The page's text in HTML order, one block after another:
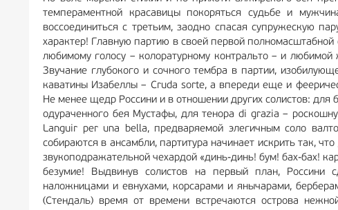
темпераментной красавицы покоряться судьбе и
воссоединиться с третьим, заодно спасая супружескую
характер! Главную партию в своей первой
любимому голосу – колоратурному контральто – и
Звучание глубокого и сочного тембра в партии,
каватины Изабеллы – Cruda sorte, а впереди еще и
Не менее щедр Россини и в отношении других солистов:
одураченного бея Мустафы, для тенора di grazia –
Languir per una bella, предваряемой элегичным соло
собираются в ансамбли, партитура начинает искрить так,
звукоподражательной чехардой «динь-динь! бум! бах-бах!
безумие! Выдвинув солистов на первый план,
наложницами и евнухами, корсарами и янычарами,
(Стендаль) время от времени встречаются острова